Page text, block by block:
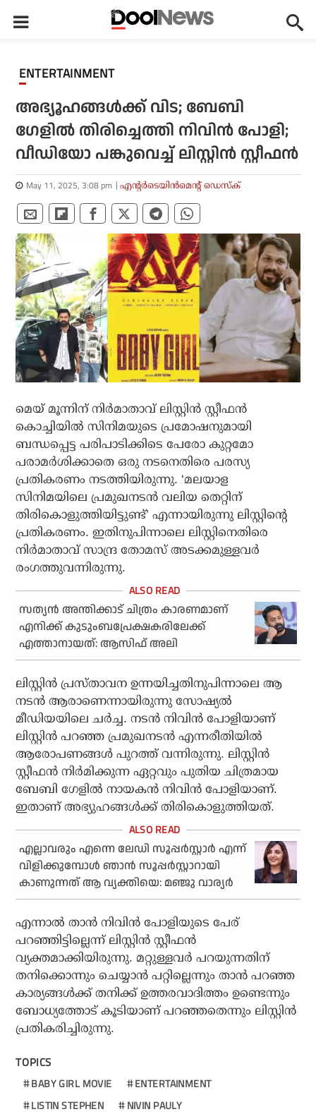
ENTERTAINMENT
അഭ്യൂഹങ്ങള്‍ക്ക് വിട; ബേബി
ഗേളില്‍ തിരിച്ചെത്തി നിവിന്‍ പോളി;
വീഡിയോ പങ്കുവെച്ച് ലിസ്റ്റിന്‍ സ്റ്റീഫന്‍
May 11, 2025, 3:08 pm എന്റര്‍ടെയിന്‍മെന്റ് ഡെസ്‌ക്
മെയ് മൂന്നിന് നിര്‍മാതാവ് ലിസ്റ്റിന്‍ സ്റ്റീഫന്‍
കൊച്ചിയില്‍ സിനിമയുടെ പ്രമോഷനുമായി
ബന്ധപ്പെട്ട പരിപാടിക്കിടെ പേരോ കുറ്റമോ
പരാമര്‍ശിക്കാതെ ഒരു നടനെതിരെ പരസ്യ
പ്രതികരണം നടത്തിയിരുന്നു. ‘മലയാള
സിനിമയിലെ പ്രമുഖനടന്‍ വലിയ തെറ്റിന്
തിരികൊളുത്തിയിട്ടുണ്ട്’ എന്നായിരുന്നു ലിസ്റ്റിന്റെ
പ്രതികരണം. ഇതിനുപിന്നാലെ ലിസ്റ്റിനെതിരെ
നിര്‍മാതാവ് സാന്ദ്ര തോമസ് അടക്കമുള്ളവര്‍
രംഗത്തുവന്നിരുന്നു.
സത്യന്‍ അന്തിക്കാട് ചിത്രം കാരണമാണ്
എനിക്ക് കുടുംബപ്രേക്ഷകരിലേക്ക്
എത്താനായത്: ആസിഫ് അലി
ലിസ്റ്റിന്‍ പ്രസ്താവന ഉന്നയിച്ചതിനുപിന്നാലെ ആ
നടന്‍ ആരാണെന്നായിരുന്നു സോഷ്യല്‍
മീഡിയയിലെ ചര്‍ച്ച. നടന്‍ നിവിന്‍ പോളിയാണ്
ലിസ്റ്റിന്‍ പറഞ്ഞ പ്രമുഖനടന്‍ എന്നരീതിയില്‍
ആരോപണങ്ങള്‍ പുറത്ത് വന്നിരുന്നു. ലിസ്റ്റിന്‍
സ്റ്റീഫന്‍ നിര്‍മിക്കുന്ന ഏറ്റവും പുതിയ ചിത്രമായ
ബേബി ഗേളില്‍ നായകന്‍ നിവിന്‍ പോളിയാണ്.
ഇതാണ് അഭ്യുഹങ്ങള്‍ക്ക് തിരികൊളുത്തിയത്.
എല്ലാവരും എന്നെ ലേഡി സൂപ്പര്‍സ്റ്റാര്‍ എന്ന്
വിളിക്കുമ്പോള്‍ ഞാന്‍ സൂപ്പര്‍സ്റ്റാറായി
കാണുന്നത് ആ വ്യക്തിയെ: മഞ്ജു വാര്യര്‍
എന്നാല്‍ താന്‍ നിവിന്‍ പോളിയുടെ പേര്
പറഞ്ഞിട്ടില്ലെന്ന് ലിസ്റ്റിന്‍ സ്റ്റീഫന്‍
വ്യക്തമാക്കിയിരുന്നു. മറ്റുള്ളവര്‍ പറയുന്നതിന്
തനിക്കൊന്നും ചെയ്യാന്‍ പറ്റില്ലെന്നും താന്‍ പറഞ്ഞ
കാര്യങ്ങള്‍ക്ക് തനിക്ക് ഉത്തരവാദിത്തം ഉണ്ടെന്നും
ബോധ്യത്തോട് കൂടിയാണ് പറഞ്ഞതെന്നും ലിസ്റ്റിന്‍
പ്രതികരിച്ചിരുന്നു.
TOPICS
BABY GIRL MOVIE
ENTERTAINMENT
LISTIN STEPHEN
NIVIN PAULY